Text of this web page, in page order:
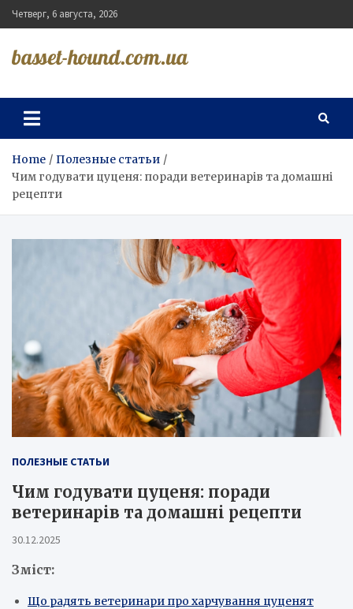
Skip
to
Четверг, 6 августа, 2026
basset-hound.com.ua
Home
Полезные статьи
Чим годувати цуценя: поради ветеринарів та домашні
рецепти
ПОЛЕЗНЫЕ СТАТЬИ
Чим годувати цуценя: поради
ветеринарів та домашні рецепти
30.12.2025
Зміст:
Що радять ветеринари про харчування цуценят